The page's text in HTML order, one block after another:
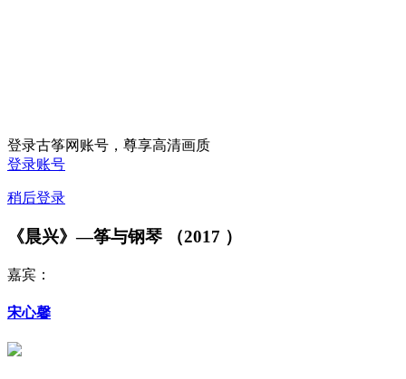
登录古筝网账号，尊享高清画质
登录账号
稍后登录
《晨兴》—筝与钢琴 （2017 ）
嘉宾：
宋心馨